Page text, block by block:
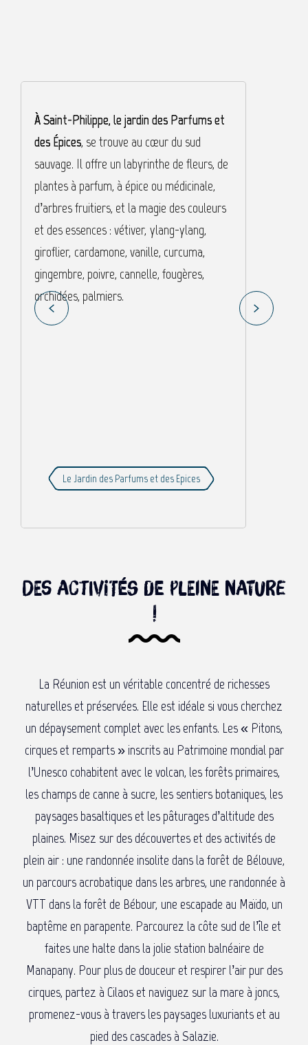
À Saint-Philippe, le jardin des Parfums et
des Épices, se trouve au cœur du sud
sauvage. Il offre un labyrinthe de fleurs, de
plantes à parfum, à épice ou médicinale,
d’arbres fruitiers, et la magie des couleurs
et des essences : vétiver, ylang-ylang,
giroflier, cardamone, vanille, curcuma,
gingembre, poivre, cannelle, fougères,
orchidées, palmiers.
Le Jardin des Parfums et des Epices
Des activités de pleine nature
!
La Réunion est un véritable concentré de richesses
naturelles et préservées. Elle est idéale si vous cherchez
un dépaysement complet avec les enfants. Les « Pitons,
cirques et remparts » inscrits au Patrimoine mondial par
l’Unesco cohabitent avec le volcan, les forêts primaires,
les champs de canne à sucre, les sentiers botaniques, les
paysages basaltiques et les pâturages d’altitude des
plaines. Misez sur des découvertes et des activités de
plein air : une randonnée insolite dans la forêt de Bélouve,
un parcours acrobatique dans les arbres, une randonnée à
VTT dans la forêt de Bébour, une escapade au Maïdo, un
baptême en parapente. Parcourez la côte sud de l’île et
faites une halte dans la jolie station balnéaire de
Manapany. Pour plus de douceur et respirer l’air pur des
cirques, partez à Cilaos et naviguez sur la mare à joncs,
promenez-vous à travers les paysages luxuriants et au
pied des cascades à Salazie.